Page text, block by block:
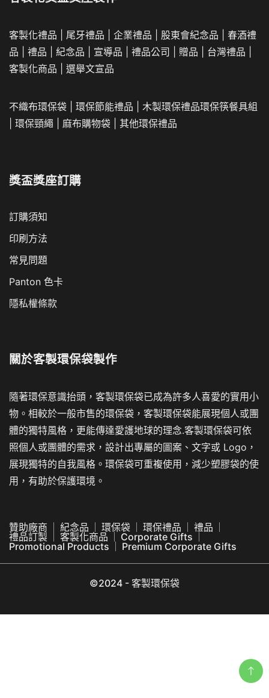
客製化禮品 尾牙禮品 企業禮品 股東會紀念品
春酒禮
品
禮品 紀念品 宣導品 禮品公司 贈品 台灣禮品
客製化商品
選舉文宣品
不織布環保袋 環保節能禮品 木製環保禮品環保筷餐具組
環保頸繩 麻布購物袋 其他環保禮品
獎盃獎座訂購
訂購須知
印刷方法
常見問題
Panton 色卡
隱私權條款
關於客製環保袋製作
隨著環保意識抬頭，客製環保袋已成為許多人喜愛的實用小
物。相較於一般市售的環保袋，客製環保袋能展現個人或團
體的獨特風格，更能傳達愛護地球的理念.客製環保袋可依
照個人或團體的需求，設計出專屬的圖案、文字或 Logo，
展現獨特的自我風格。環保袋可重複使用，減少塑膠袋的使
用，有助於保護環境。
贊助廠商 紀念品 環保袋 環保禮品
禮品
禮品訂製
客製化商品
Corporate Gifts
Promotional Products
Premium Corporate Gifts
©2024 - 客製環保袋